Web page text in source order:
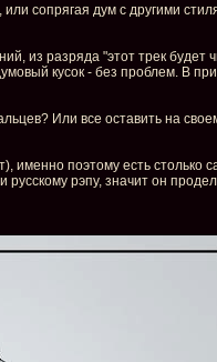
сопрягая дум с другими
из разряда "этот трек
кусок - без проблем. В
Или все оставить на
именно поэтому есть
рэпу, значит он